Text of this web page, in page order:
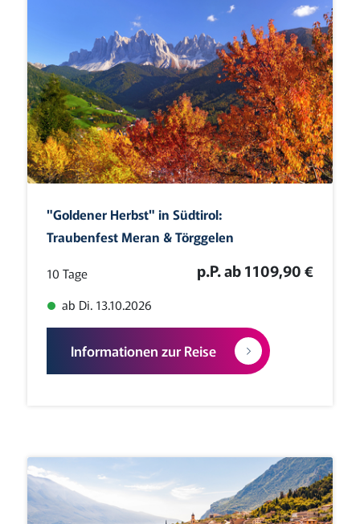
"Goldener Herbst" in Südtirol:
Traubenfest Meran & Törggelen
10 Tage
ab Di. 13.10.2026
p.P. ab 1109,90 €
Informationen zur Reise